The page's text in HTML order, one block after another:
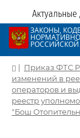
ЗАКОНЫ,
| Приказ ФТС
изменений в
операторов и
реестр
"Бош